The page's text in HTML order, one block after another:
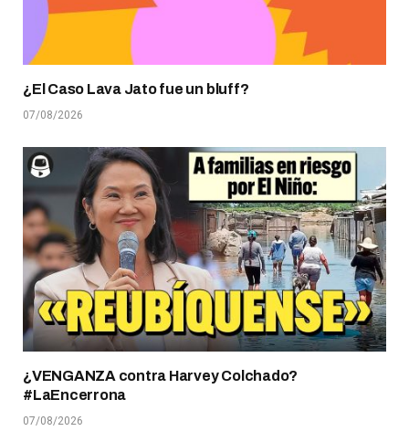
¿El Caso Lava Jato fue un bluff?
07/08/2026
¿VENGANZA contra Harvey Colchado?
#LaEncerrona
07/08/2026